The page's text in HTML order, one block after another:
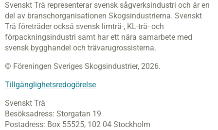
Svenskt Trä representerar svensk sågverksindustri och är en
del av branschorganisationen Skogsindustrierna. Svenskt
Trä företräder också svensk limträ-, KL-trä- och
förpackningsindustri samt har ett nära samarbete med
svensk bygghandel och trävarugrossisterna.
© Föreningen Sveriges Skogsindustrier, 2026.
Tillgänglighetsredogörelse
Svenskt Trä
Besöksadress: Storgatan 19
Postadress: Box 55525, 102 04 Stockholm